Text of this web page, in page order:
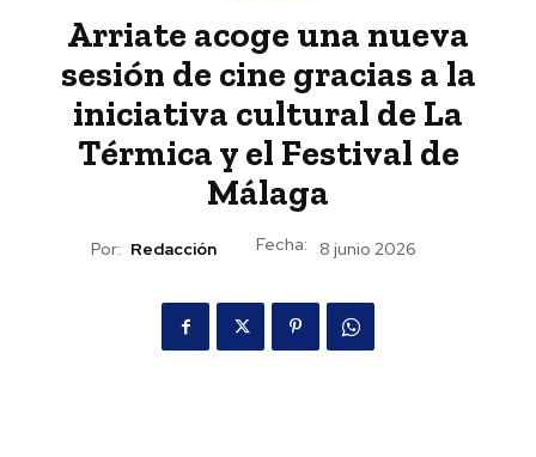
Arriate acoge una nueva
sesión de cine gracias a la
iniciativa cultural de La
Térmica y el Festival de
Málaga
Por: Redacción Fecha: 8 junio 2026